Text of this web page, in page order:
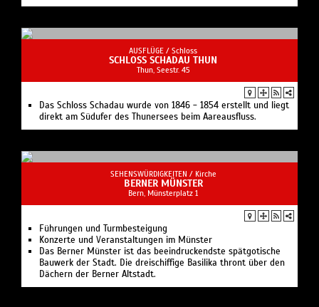
AUSFLÜGE / Schloss
SCHLOSS SCHADAU THUN
Thun, Seestr. 45
Das Schloss Schadau wurde von 1846 - 1854 erstellt und liegt
direkt am Südufer des Thunersees beim Aareausfluss.
SEHENSWÜRDIGKEITEN / Kirche
BERNER MÜNSTER
Bern, Münsterplatz 1
Führungen und Turmbesteigung
Konzerte und Veranstaltungen im Münster
Das Berner Münster ist das beeindruckendste spätgotische
Bauwerk der Stadt. Die dreischiffige Basilika thront über den
Dächern der Berner Altstadt.